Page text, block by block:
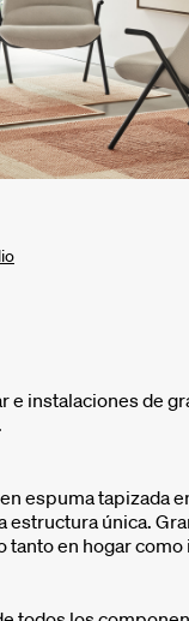
e instalaciones de
espuma tapizada
estructura única.
tanto en hogar como